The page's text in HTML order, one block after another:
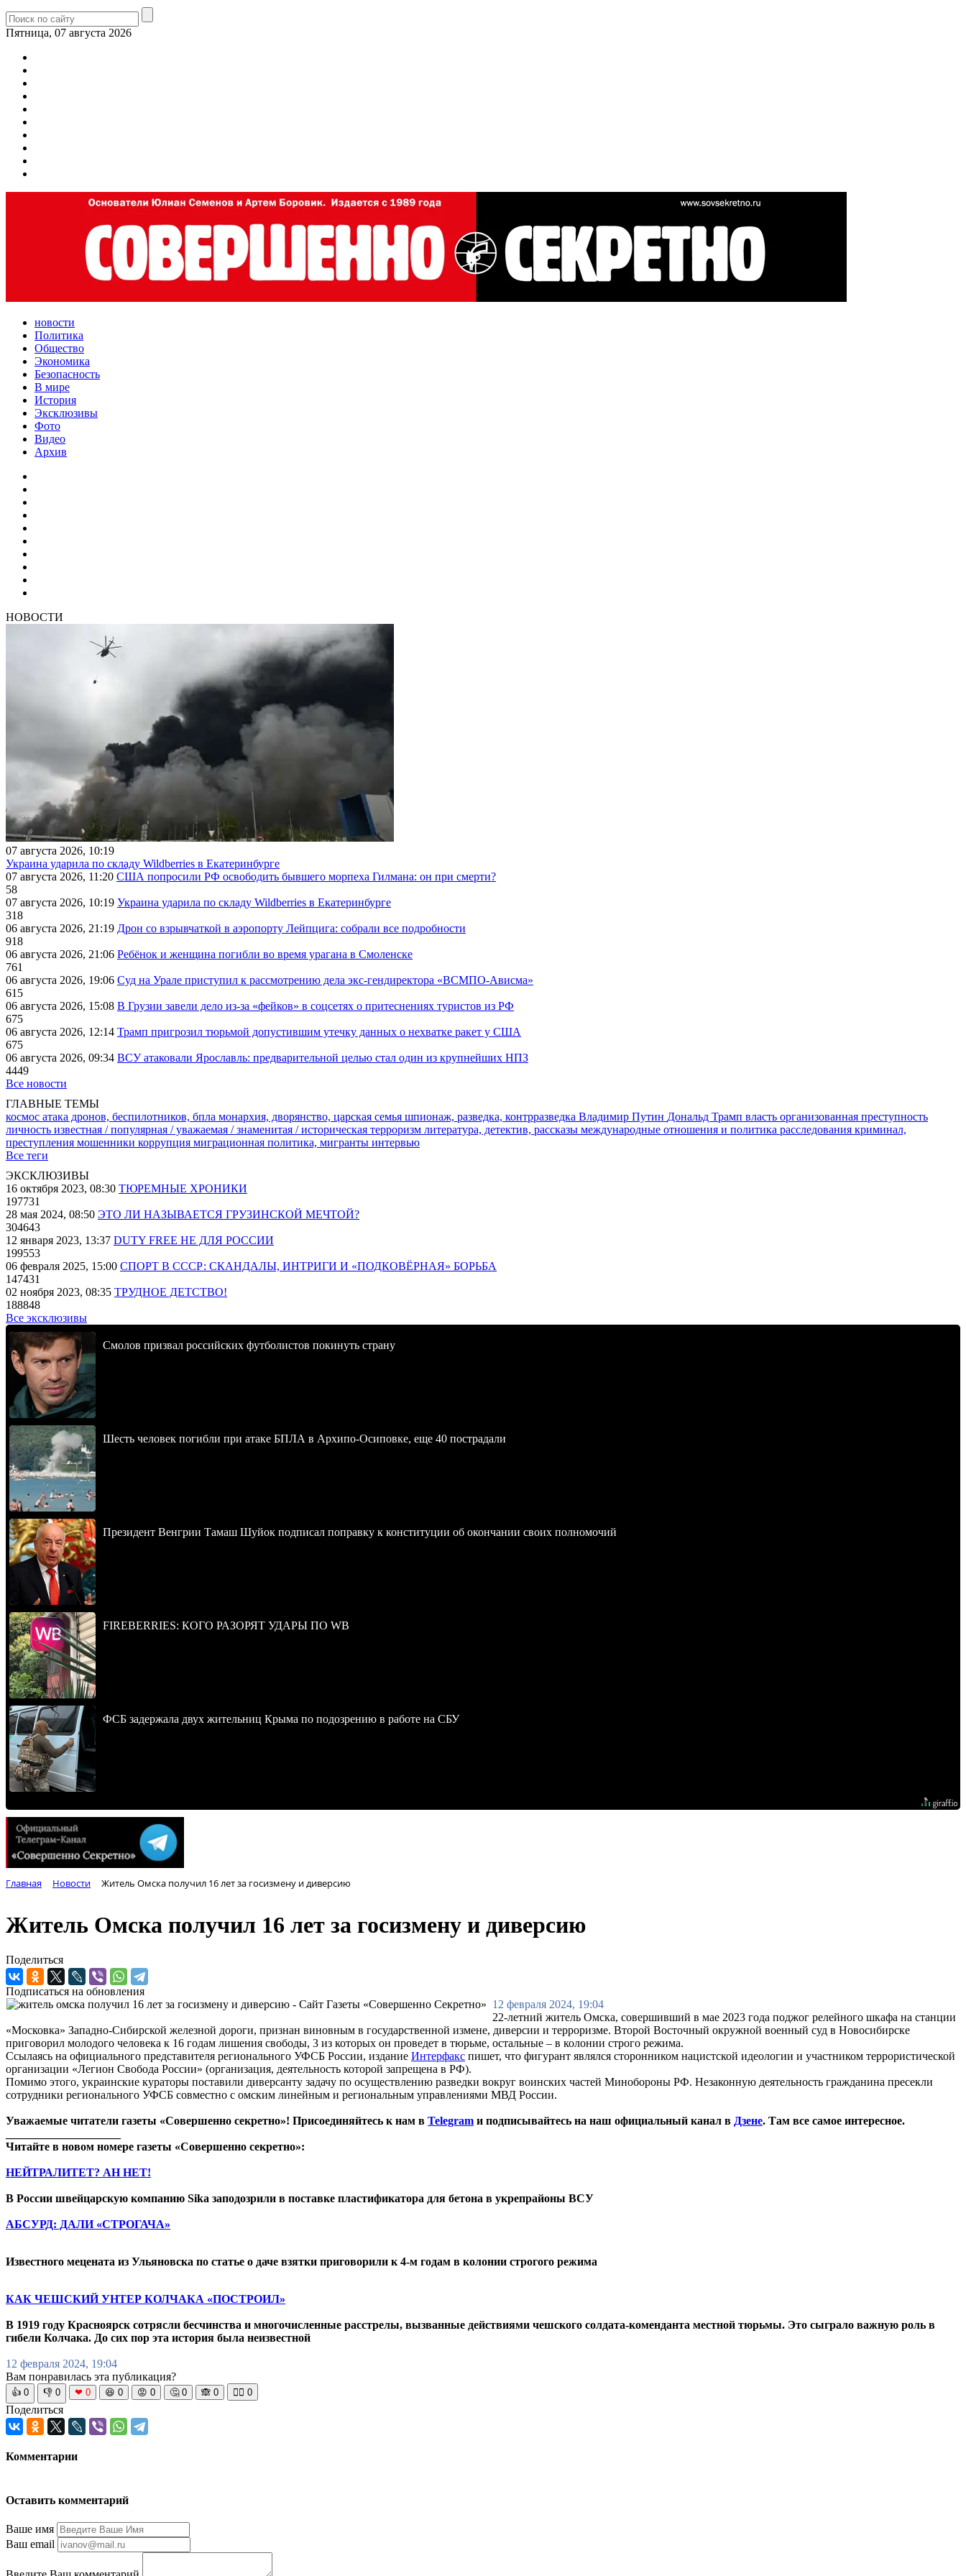
Пятница, 07 августа 2026
новости
Политика
Общество
Экономика
Безопасность
В мире
История
Эксклюзивы
Фото
Видео
Архив
НОВОСТИ
07 августа 2026, 10:19
Украина ударила по складу Wildberries в Екатеринбурге
07 августа 2026, 11:20 США попросили РФ освободить бывшего морпеха Гилмана: он при смерти?
58
07 августа 2026, 10:19 Украина ударила по складу Wildberries в Екатеринбурге
318
06 августа 2026, 21:19 Дрон со взрывчаткой в аэропорту Лейпцига: собрали все подробности
918
06 августа 2026, 21:06 Ребёнок и женщина погибли во время урагана в Смоленске
761
06 августа 2026, 19:06 Суд на Урале приступил к рассмотрению дела экс-гендиректора «ВСМПО-Ависма»
615
06 августа 2026, 15:08 В Грузии завели дело из-за «фейков» в соцсетях о притеснениях туристов из РФ
675
06 августа 2026, 12:14 Трамп пригрозил тюрьмой допустившим утечку данных о нехватке ракет у США
675
06 августа 2026, 09:34 ВСУ атаковали Ярославль: предварительной целью стал один из крупнейших НПЗ
4449
Все новости
ГЛАВНЫЕ ТЕМЫ
космос атака дронов, беспилотников, бпла монархия, дворянство, царская семья шпионаж, разведка, контрразведка Владимир Путин Дональд Трамп власть организованная преступность
личность известная / популярная / уважаемая / знаменитая / историческая терроризм литература, детектив, рассказы международные отношения и политика расследования криминал,
преступления мошенники коррупция миграционная политика, мигранты интервью
Все теги
ЭКСКЛЮЗИВЫ
16 октября 2023, 08:30 ТЮРЕМНЫЕ ХРОНИКИ
197731
28 мая 2024, 08:50 ЭТО ЛИ НАЗЫВАЕТСЯ ГРУЗИНСКОЙ МЕЧТОЙ?
304643
12 января 2023, 13:37 DUTY FREE НЕ ДЛЯ РОССИИ
199553
06 февраля 2025, 15:00 СПОРТ В СССР: СКАНДАЛЫ, ИНТРИГИ И «ПОДКОВЁРНАЯ» БОРЬБА
147431
02 ноября 2023, 08:35 ТРУДНОЕ ДЕТСТВО!
188848
Все эксклюзивы
Смолов призвал российских футболистов покинуть страну
Шесть человек погибли при атаке БПЛА в Архипо-Осиповке, еще 40 пострадали
Президент Венгрии Тамаш Шуйок подписал поправку к конституции об окончании своих полномочий
FIREBERRIES: КОГО РАЗОРЯТ УДАРЫ ПО WB
ФСБ задержала двух жительниц Крыма по подозрению в работе на СБУ
Главная Новости Житель Омска получил 16 лет за госизмену и диверсию
Житель Омска получил 16 лет за госизмену и диверсию
Поделиться
Подписаться на обновления
12 февраля 2024, 19:04
22-летний житель Омска, совершивший в мае 2023 года поджог релейного шкафа на станции
«Московка» Западно-Сибирской железной дороги, признан виновным в государственной измене, диверсии и терроризме. Второй Восточный окружной военный суд в Новосибирске
приговорил молодого человека к 16 годам лишения свободы, 3 из которых он проведет в тюрьме, остальные – в колонии строго режима.
Ссылаясь на официального представителя регионального УФСБ России, издание Интерфакс пишет, что фигурант являлся сторонником нацистской идеологии и участником террористической
организации «Легион Свобода России» (организация, деятельность которой запрещена в РФ).
Помимо этого, украинские кураторы поставили диверсанту задачу по осуществлению разведки вокруг воинских частей Минобороны РФ. Незаконную деятельность гражданина пресекли
сотрудники регионального УФСБ совместно с омским линейным и региональным управлениями МВД России.
Уважаемые читатели газеты «Совершенно секретно»! Присоединяйтесь к нам в Telegram и подписывайтесь на наш официальный канал в Дзене. Там все самое интересное.
Читайте в новом номере газеты «Совершенно секретно»:
НЕЙТРАЛИТЕТ? АН НЕТ!
В России швейцарскую компанию Sika заподозрили в поставке пластификатора для бетона в укрепрайоны ВСУ
АБСУРД: ДАЛИ «СТРОГАЧА»
Известного мецената из Ульяновска по статье о даче взятки приговорили к 4-м годам в колонии строгого режима
КАК ЧЕШСКИЙ УНТЕР КОЛЧАКА «ПОСТРОИЛ»
В 1919 году Красноярск сотрясли бесчинства и многочисленные расстрелы, вызванные действиями чешского солдата-коменданта местной тюрьмы. Это сыграло важную роль в
гибели Колчака. До сих пор эта история была неизвестной
12 февраля 2024, 19:04
Вам понравилась эта публикация?
👍 0 👎 0 ❤ 0 😆 0 😡 0 🤔 0 🙈 0 🧘‍♀️ 0
Поделиться
Комментарии
Оставить комментарий
Ваше имя
Ваш email